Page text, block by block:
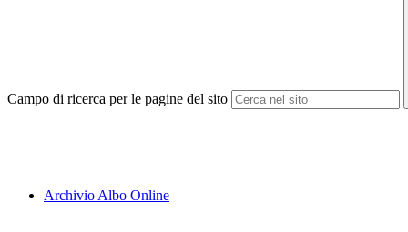
Campo di ricerca per le pagine del sito
Archivio Albo Online